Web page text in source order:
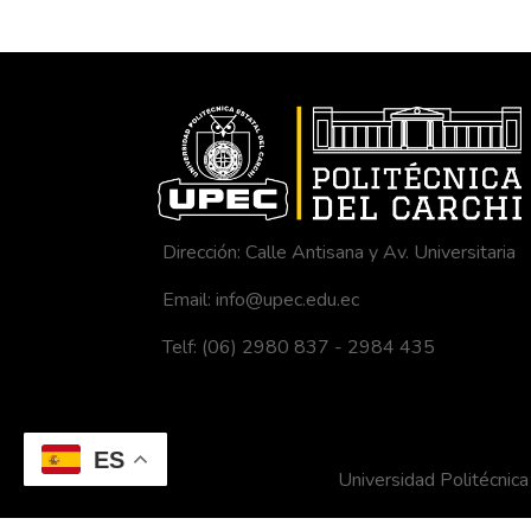
ES
Dirección: Calle Antisana y Av. Universitaria
Email: info@upec.edu.ec
Telf: (06) 2980 837 - 2984 435
Universidad